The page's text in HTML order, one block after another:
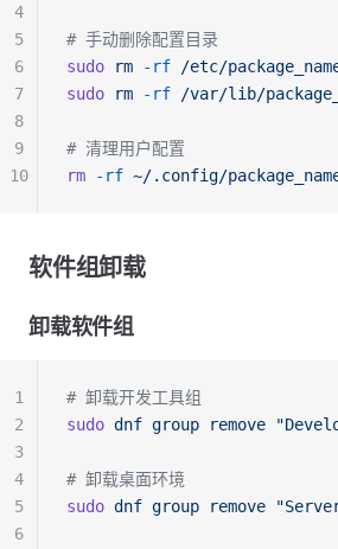
# 手动删除配置目录
sudo rm -rf /etc/
sudo rm -rf /var/lib/
# 清理用户配置
rm -rf ~/.config/
4
5
6
7
8
9
10
软件组卸载
卸载软件组
# 卸载开发工具组
sudo dnf group remove
# 卸载桌面环境
sudo dnf group remove
1
2
3
4
5
6